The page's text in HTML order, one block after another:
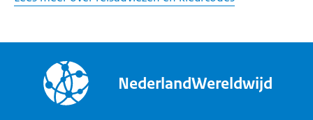
NederlandWereldwijd